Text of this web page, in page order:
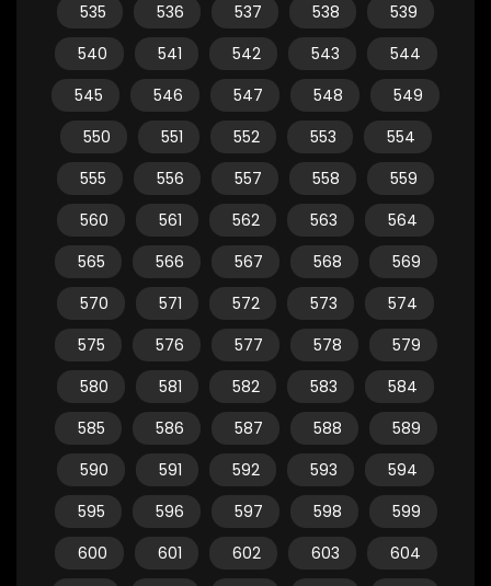
535
536 537 538
539
540
541 542 543
544
545
546 547 548
549
550
551 552 553
554
555
556 557 558
559
560
561 562 563
564
565
566 567 568
569
570
571 572 573
574
575
576 577 578
579
580
581 582 583
584
585
586 587 588
589
590
591 592 593
594
595
596 597 598
599
600
601 602 603
604